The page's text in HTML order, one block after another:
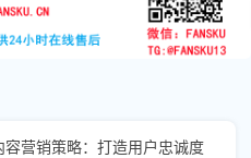
容营销策略：打造用户忠诚度